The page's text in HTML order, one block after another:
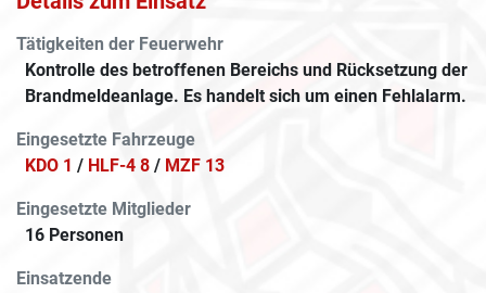
Tätigkeiten der Feuerwehr
Kontrolle des betroffenen Bereichs und Rücksetzung der
Brandmeldeanlage. Es handelt sich um einen Fehlalarm.
Eingesetzte Fahrzeuge
KDO 1 / HLF-4 8 / MZF 13
Eingesetzte Mitglieder
16 Personen
Einsatzende